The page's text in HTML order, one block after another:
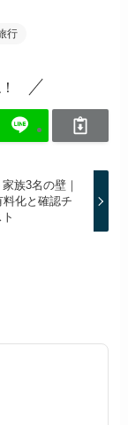
行
族3名の壁｜
料化と確認チ